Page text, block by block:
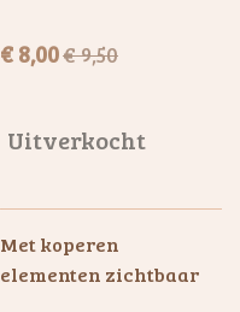
€ 8,00€ 9,50
Uitverkocht
Met koperen
elementen zichtbaar